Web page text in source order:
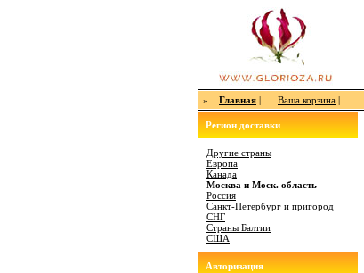
» Главная | Ваша корзина |
Регион доставки
Другие страны
Европа
Канада
Москва и Моск. область
Россия
Санкт-Петербург и пригород
СНГ
Страны Балтии
США
Авторизация